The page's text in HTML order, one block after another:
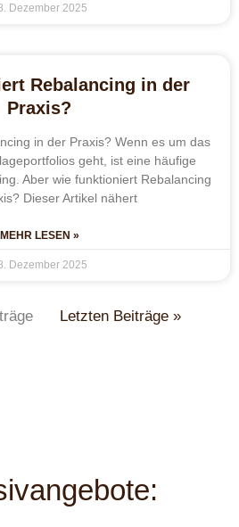
Dezember 2025
Rebalancing in der
Praxis?
in der Praxis? Wenn es um das
geht, ist eine häufige
Aber wie funktioniert Rebalancing
Dieser Artikel nähert
MEHR LESEN »
Dezember 2025
Letzten Beiträge »